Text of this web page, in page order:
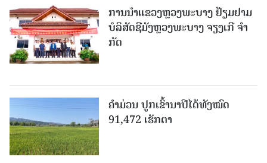
ການນຳແຂວງຫຼວງພະບາງ ຢ້ຽມ​ຢາມ
ບໍ​ລິ​ສັດຊີມັງຫຼວງພະບາງ ຈຽງເກີ ຈໍາ
ກັດ
ຄໍາມ່ວນ ປູກເຂົ້ານາປີໄດ້ທັງໝົດ
91,472 ເຮັກຕາ